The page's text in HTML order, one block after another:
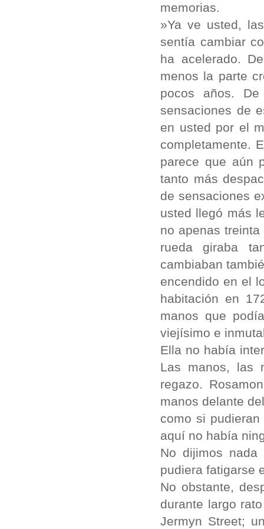
memorias.
»Ya ve usted,
sentía cambiar
ha acelerado.
menos la parte
pocos años.
sensaciones de
en usted por el
completamente.
parece que aún
tanto más
de sensaciones
usted llegó más
no apenas
rueda giraba
cambiaban
encendido en el
habitación en
manos que
viejísimo e
Ella no había
Las manos, las
regazo.
manos delante
como si
aquí no había
No dijimos
pudiera fatigarse
No obstante,
durante largo
Jermyn Street;